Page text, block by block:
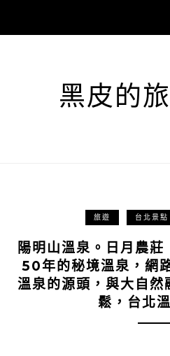
黑皮的
旅遊 台北景點
陽明山溫泉。日月農
50年的秘境溫泉，網
溫泉的源頭，與大自然
鬆，台北